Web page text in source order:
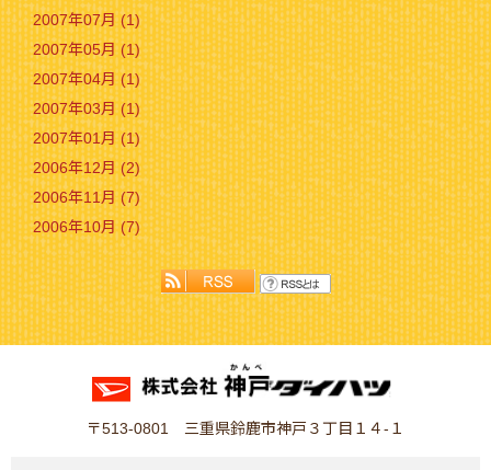
2007年07月 (1)
2007年05月 (1)
2007年04月 (1)
2007年03月 (1)
2007年01月 (1)
2006年12月 (2)
2006年11月 (7)
2006年10月 (7)
〒513-0801 三重県鈴鹿市神戸３丁目１４-１